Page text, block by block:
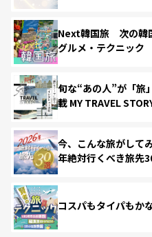
Next韓国旅 次の韓
グルメ・テクニック
旬な“あの人”が「旅
載 MY TRAVEL
今、こんな旅がして
年絶対行くべき旅先
コスパもタイパもか